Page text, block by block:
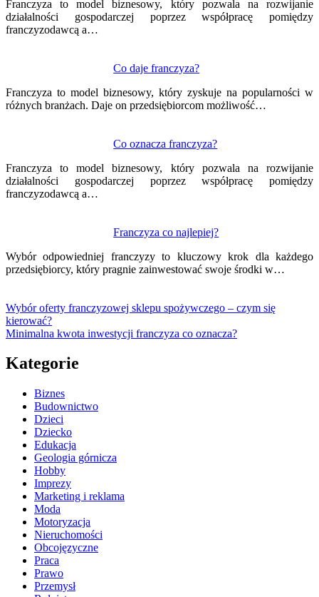
Franczyza to model biznesowy, który pozwala na rozwijanie
działalności gospodarczej poprzez współpracę pomiędzy
franczyzodawcą a…
Co daje franczyza?
Franczyza to model biznesowy, który zyskuje na popularności w
różnych branżach. Daje on przedsiębiorcom możliwość…
Co oznacza franczyza?
Franczyza to model biznesowy, który pozwala na rozwijanie
działalności gospodarczej poprzez współpracę pomiędzy
franczyzodawcą a…
Franczyza co najlepiej?
Wybór odpowiedniej franczyzy to kluczowy krok dla każdego
przedsiębiorcy, który pragnie zainwestować swoje środki w…
Wybór oferty franczyzowej sklepu spożywczego – czym się
kierować?
Minimalna kwota inwestycji franczyza co oznacza?
Kategorie
Biznes
Budownictwo
Dzieci
Dziecko
Edukacja
Geologia górnicza
Hobby
Imprezy
Marketing i reklama
Moda
Motoryzacja
Nieruchomości
Obcojęzyczne
Praca
Prawo
Przemysł